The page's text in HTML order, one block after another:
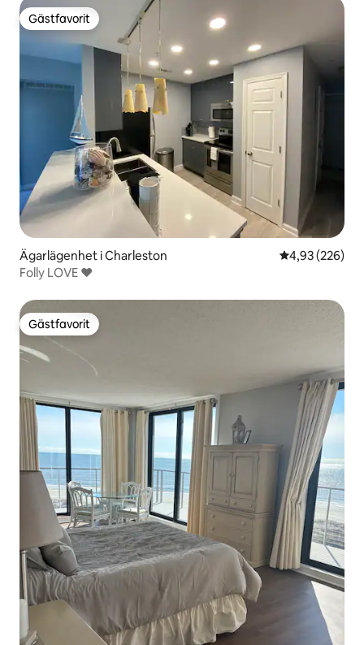
Gästfavorit
Gästfavorit
Ägarlägenhet i Charleston 4,93 av 5 i
4,93 (226)
Folly LOVE ❤️
Gästfavorit
Gästfavorit